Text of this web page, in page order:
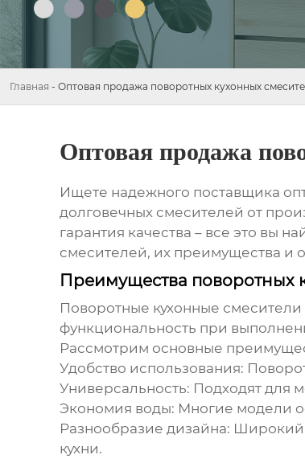
Главная - Оптовая продажа поворотных кухонных
Оптовая продажа
Ищете надежного поставщика
долговечных смесителей от
гарантия качества – все это вы
смесителей, их преимущества и
Преимущества поворотных
Поворотные кухонные смесители
функциональность при
Рассмотрим основные
Удобство использования:
Универсальность: Подходят для
Экономия воды: Многие модели
Разнообразие дизайна: Широкий
кухни.